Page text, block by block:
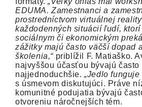
EDUMA. Zamestnanci a
prostredníctvom virtuálnej
každodenných situácií ľudí,
sociálnym či ekonomickým
zážitky majú často väčší dopad
školenia,“ priblížil F. Matiaško.
najvyššou účasťou bývajú často
najjednoduchšie.„Jedlo funguje
s úsmevom diskutujúci. Práve
komunitné podujatia bývajú
otvoreniu náročnejších tém.